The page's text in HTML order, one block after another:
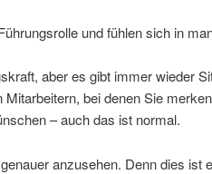
und fühlen sich in
aber es gibt immer wieder
bei denen Sie
– auch das ist normal.
anzusehen. Denn dies ist